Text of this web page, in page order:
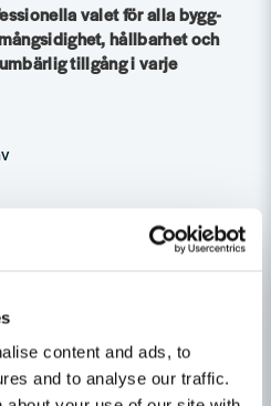
content and ads, to
and to analyse our traffic.
valet för alla bygg-
hållbarhet och
tillgång i varje
24st